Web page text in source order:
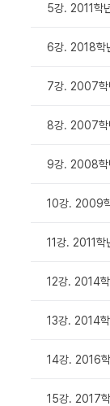
5강. 2011학
6강. 2018학
7강. 2007학
8강. 2007학
9강. 2008학
10강. 2009
11강. 2011학
12강. 2014
13강. 2014
14강. 2016
15강. 2017